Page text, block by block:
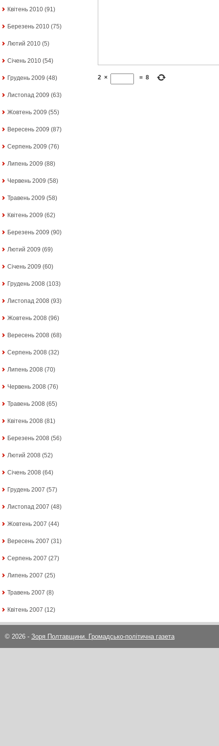
Квітень 2010 (91)
Березень 2010 (75)
Лютий 2010 (5)
Січень 2010 (54)
Грудень 2009 (48)
Листопад 2009 (63)
Жовтень 2009 (55)
Вересень 2009 (87)
Серпень 2009 (76)
Липень 2009 (88)
Червень 2009 (58)
Травень 2009 (58)
Квітень 2009 (62)
Березень 2009 (90)
Лютий 2009 (69)
Січень 2009 (60)
Грудень 2008 (103)
Листопад 2008 (93)
Жовтень 2008 (96)
Вересень 2008 (68)
Серпень 2008 (32)
Липень 2008 (70)
Червень 2008 (76)
Травень 2008 (65)
Квітень 2008 (81)
Березень 2008 (56)
Лютий 2008 (52)
Січень 2008 (64)
Грудень 2007 (57)
Листопад 2007 (48)
Жовтень 2007 (44)
Вересень 2007 (31)
Серпень 2007 (27)
Липень 2007 (25)
Травень 2007 (8)
Квітень 2007 (12)
2 × = 8
© 2026 - Зоря Полтавщини. Громадсько-політична газета